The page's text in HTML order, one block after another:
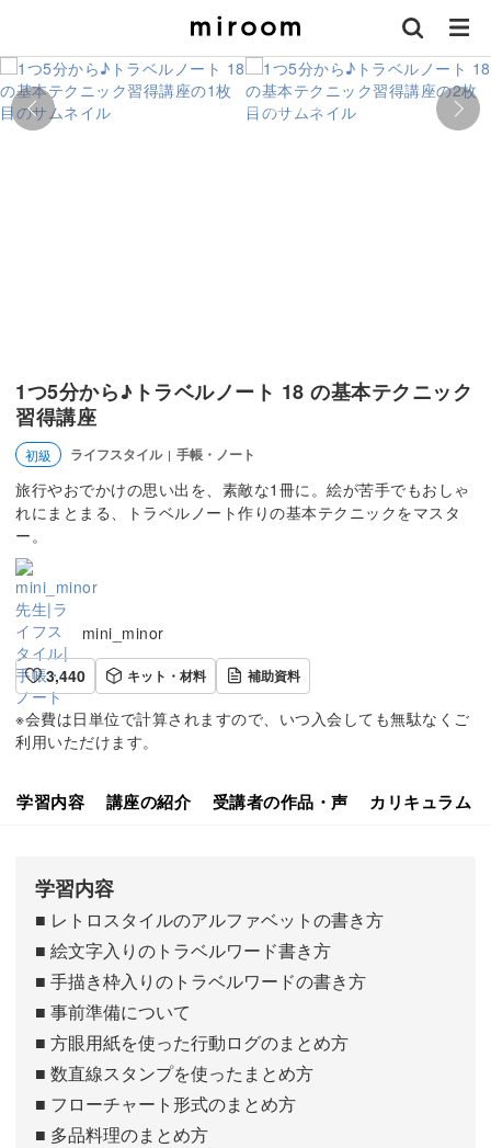
1つ5分から♪トラベルノート 18 の基本テクニック
習得講座
初級 ライフスタイル | 手帳・ノート
旅行やおでかけの思い出を、素敵な1冊に。絵が苦手でもおしゃ
れにまとまる、トラベルノート作りの基本テクニックをマスタ
ー。
mini_minor
3,440
キット・材料 補助資料
※会費は日単位で計算されますので、いつ入会しても無駄なくご
利用いただけます。
学習内容 講座の紹介 受講者の作品・声 カリキュラム
学習内容
■ レトロスタイルのアルファベットの書き方
■ 絵文字入りのトラベルワード書き方
■ 手描き枠入りのトラベルワードの書き方
■ 事前準備について
■ 方眼用紙を使った行動ログのまとめ方
■ 数直線スタンプを使ったまとめ方
■ フローチャート形式のまとめ方
■ 多品料理のまとめ方